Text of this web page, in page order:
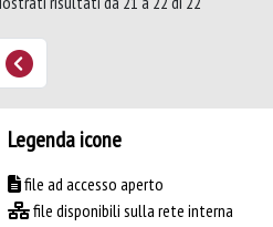
Legenda icone
file ad accesso aperto
file disponibili sulla rete interna